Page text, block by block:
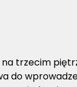
trzecim
do